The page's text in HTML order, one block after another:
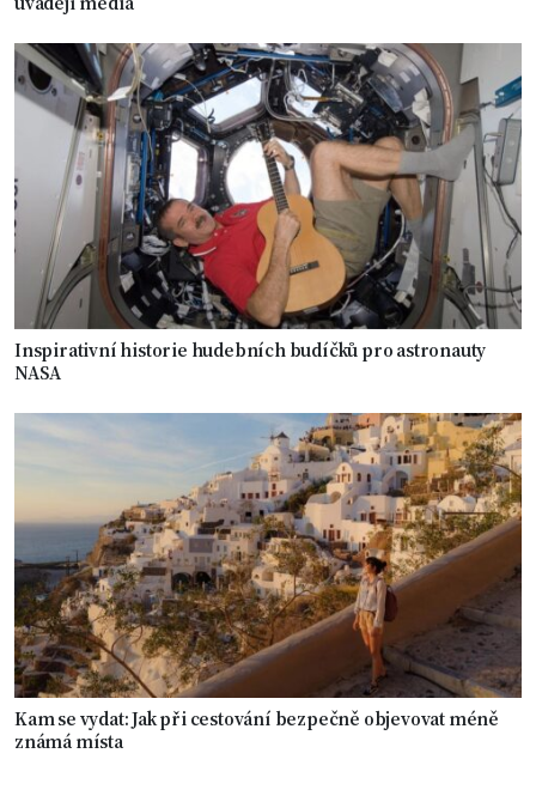
Inspirativní historie hudebních budíčků pro astronauty
NASA
Kam se vydat: Jak při cestování bezpečně objevovat méně
známá místa